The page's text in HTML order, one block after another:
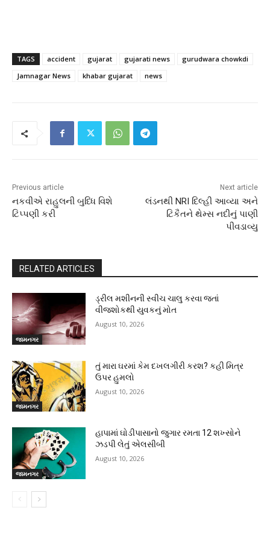
TAGS accident gujarat gujarati news
gurudwara chowkdi
Jamnagar News
khabar gujarat news
Previous article
નકવીએ રાહુલની બુધ્ધિ વિશે
ટિપ્પણી કરી
Next article
લંડનથી NRI દિલ્હી આવ્યા અને
ટિકૈતને થેમ્સ નદીનું પાણી
પીવડાવ્યુ
RELATED ARTICLES
જામનગર
ડ્રીલ મશીનની સ્વીચ ચાલુ કરવા જતાં
વીજશોકથી યુવકનું મોત
August 10, 2026
જામનગર
તું મારા ઘરમાં કેમ દખલગીરી કરશ? કહી મિત્ર
ઉપર હુમલો
August 10, 2026
જામનગર
હાપામાં ઘોડીપાસાનો જુગાર રમતા 12 શખ્સોને
ઝડપી લેતું એલસીબી
August 10, 2026